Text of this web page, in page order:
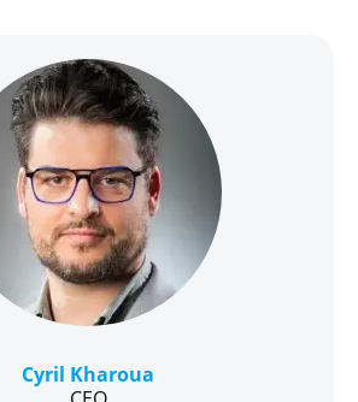
Cyril Kharoua